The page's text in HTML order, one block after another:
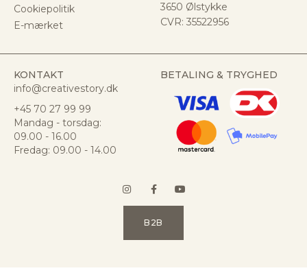
Cookiepolitik
E-mærket
3650 Ølstykke
CVR: 35522956
KONTAKT
info@creativestory.dk
+45 70 27 99 99
Mandag - torsdag:
09.00 - 16.00
Fredag: 09.00 - 14.00
BETALING & TRYGHED
B2B